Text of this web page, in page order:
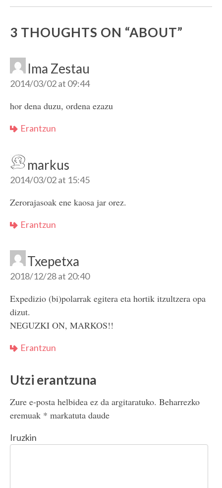
3 THOUGHTS ON “ABOUT”
Ima Zestau
2014/03/02 at 09:44
hor dena duzu, ordena ezazu
Erantzun
markus
2014/03/02 at 15:45
Zerorajasoak ene kaosa jar orez.
Erantzun
Txepetxa
2018/12/28 at 20:40
Expedizio (bi)polarrak egitera eta hortik itzultzera opa
dizut.
NEGUZKI ON, MARKOS!!
Erantzun
Utzi erantzuna
Zure e-posta helbidea ez da argitaratuko. Beharrezko
eremuak * markatuta daude
Iruzkin